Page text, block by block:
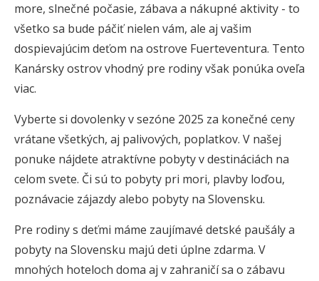
more, slnečné počasie, zábava a nákupné aktivity - to
všetko sa bude páčiť nielen vám, ale aj vašim
dospievajúcim deťom na ostrove Fuerteventura. Tento
Kanársky ostrov vhodný pre rodiny však ponúka oveľa
viac.
Vyberte si dovolenky v sezóne 2025 za konečné ceny
vrátane všetkých, aj palivových, poplatkov. V našej
ponuke nájdete atraktívne pobyty v destináciách na
celom svete. Či sú to pobyty pri mori, plavby loďou,
poznávacie zájazdy alebo pobyty na Slovensku.
Pre rodiny s deťmi máme zaujímavé detské paušály a
pobyty na Slovensku majú deti úplne zdarma. V
mnohých hoteloch doma aj v zahraničí sa o zábavu